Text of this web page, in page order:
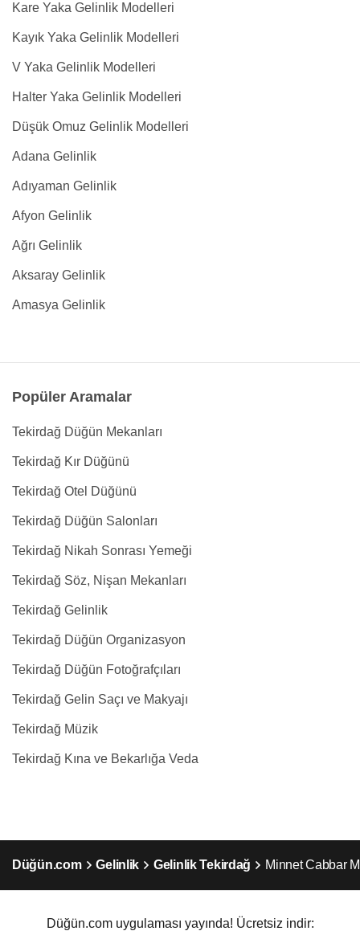
Kare Yaka Gelinlik Modelleri
Kayık Yaka Gelinlik Modelleri
V Yaka Gelinlik Modelleri
Halter Yaka Gelinlik Modelleri
Düşük Omuz Gelinlik Modelleri
Adana Gelinlik
Adıyaman Gelinlik
Afyon Gelinlik
Ağrı Gelinlik
Aksaray Gelinlik
Amasya Gelinlik
Popüler Aramalar
Tekirdağ Düğün Mekanları
Tekirdağ Kır Düğünü
Tekirdağ Otel Düğünü
Tekirdağ Düğün Salonları
Tekirdağ Nikah Sonrası Yemeği
Tekirdağ Söz, Nişan Mekanları
Tekirdağ Gelinlik
Tekirdağ Düğün Organizasyon
Tekirdağ Düğün Fotoğrafçıları
Tekirdağ Gelin Saçı ve Makyajı
Tekirdağ Müzik
Tekirdağ Kına ve Bekarlığa Veda
Düğün.com Gelinlik Gelinlik Tekirdağ Minnet Cabbar
Düğün.com uygulaması yayında! Ücretsiz indir: